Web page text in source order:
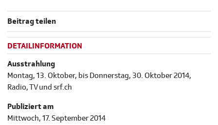
Beitrag teilen
DETAILINFORMATION
Ausstrahlung
Montag, 13. Oktober, bis Donnerstag, 30. Oktober 2014,
Radio, TV und srf.ch
Publiziert am
Mittwoch, 17. September 2014